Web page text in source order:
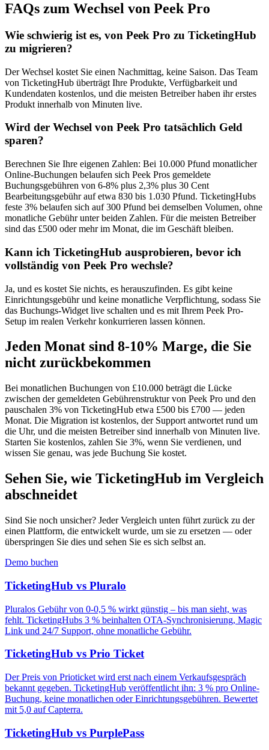
FAQs zum Wechsel von Peek Pro
Wie schwierig ist es, von Peek Pro zu TicketingHub
zu migrieren?
Der Wechsel kostet Sie einen Nachmittag, keine Saison. Das Team
von TicketingHub überträgt Ihre Produkte, Verfügbarkeit und
Kundendaten kostenlos, und die meisten Betreiber haben ihr erstes
Produkt innerhalb von Minuten live.
Wird der Wechsel von Peek Pro tatsächlich Geld
sparen?
Berechnen Sie Ihre eigenen Zahlen: Bei 10.000 Pfund monatlicher
Online-Buchungen belaufen sich Peek Pros gemeldete
Buchungsgebühren von 6-8% plus 2,3% plus 30 Cent
Bearbeitungsgebühr auf etwa 830 bis 1.030 Pfund. TicketingHubs
feste 3% belaufen sich auf 300 Pfund bei demselben Volumen, ohne
monatliche Gebühr unter beiden Zahlen. Für die meisten Betreiber
sind das £500 oder mehr im Monat, die im Geschäft bleiben.
Kann ich TicketingHub ausprobieren, bevor ich
vollständig von Peek Pro wechsle?
Ja, und es kostet Sie nichts, es herauszufinden. Es gibt keine
Einrichtungsgebühr und keine monatliche Verpflichtung, sodass Sie
das Buchungs-Widget live schalten und es mit Ihrem Peek Pro-
Setup im realen Verkehr konkurrieren lassen können.
Jeden Monat sind 8-10% Marge, die Sie
nicht zurückbekommen
Bei monatlichen Buchungen von £10.000 beträgt die Lücke
zwischen der gemeldeten Gebührenstruktur von Peek Pro und den
pauschalen 3% von TicketingHub etwa £500 bis £700 — jeden
Monat. Die Migration ist kostenlos, der Support antwortet rund um
die Uhr, und die meisten Betreiber sind innerhalb von Minuten live.
Starten Sie kostenlos, zahlen Sie 3%, wenn Sie verdienen, und
wissen Sie genau, was jede Buchung Sie kostet.
Sehen Sie, wie TicketingHub im Vergleich
abschneidet
Sind Sie noch unsicher? Jeder Vergleich unten führt zurück zu der
einen Plattform, die entwickelt wurde, um sie zu ersetzen — oder
überspringen Sie dies und sehen Sie es sich selbst an.
Demo buchen
TicketingHub vs Pluralo
Pluralos Gebühr von 0-0,5 % wirkt günstig – bis man sieht, was
fehlt. TicketingHubs 3 % beinhalten OTA-Synchronisierung, Magic
Link und 24/7 Support, ohne monatliche Gebühr.
TicketingHub vs Prio Ticket
Der Preis von Prioticket wird erst nach einem Verkaufsgespräch
bekannt gegeben. TicketingHub veröffentlicht ihn: 3 % pro Online-
Buchung, keine monatlichen oder Einrichtungsgebühren. Bewertet
mit 5,0 auf Capterra.
TicketingHub vs PurplePass